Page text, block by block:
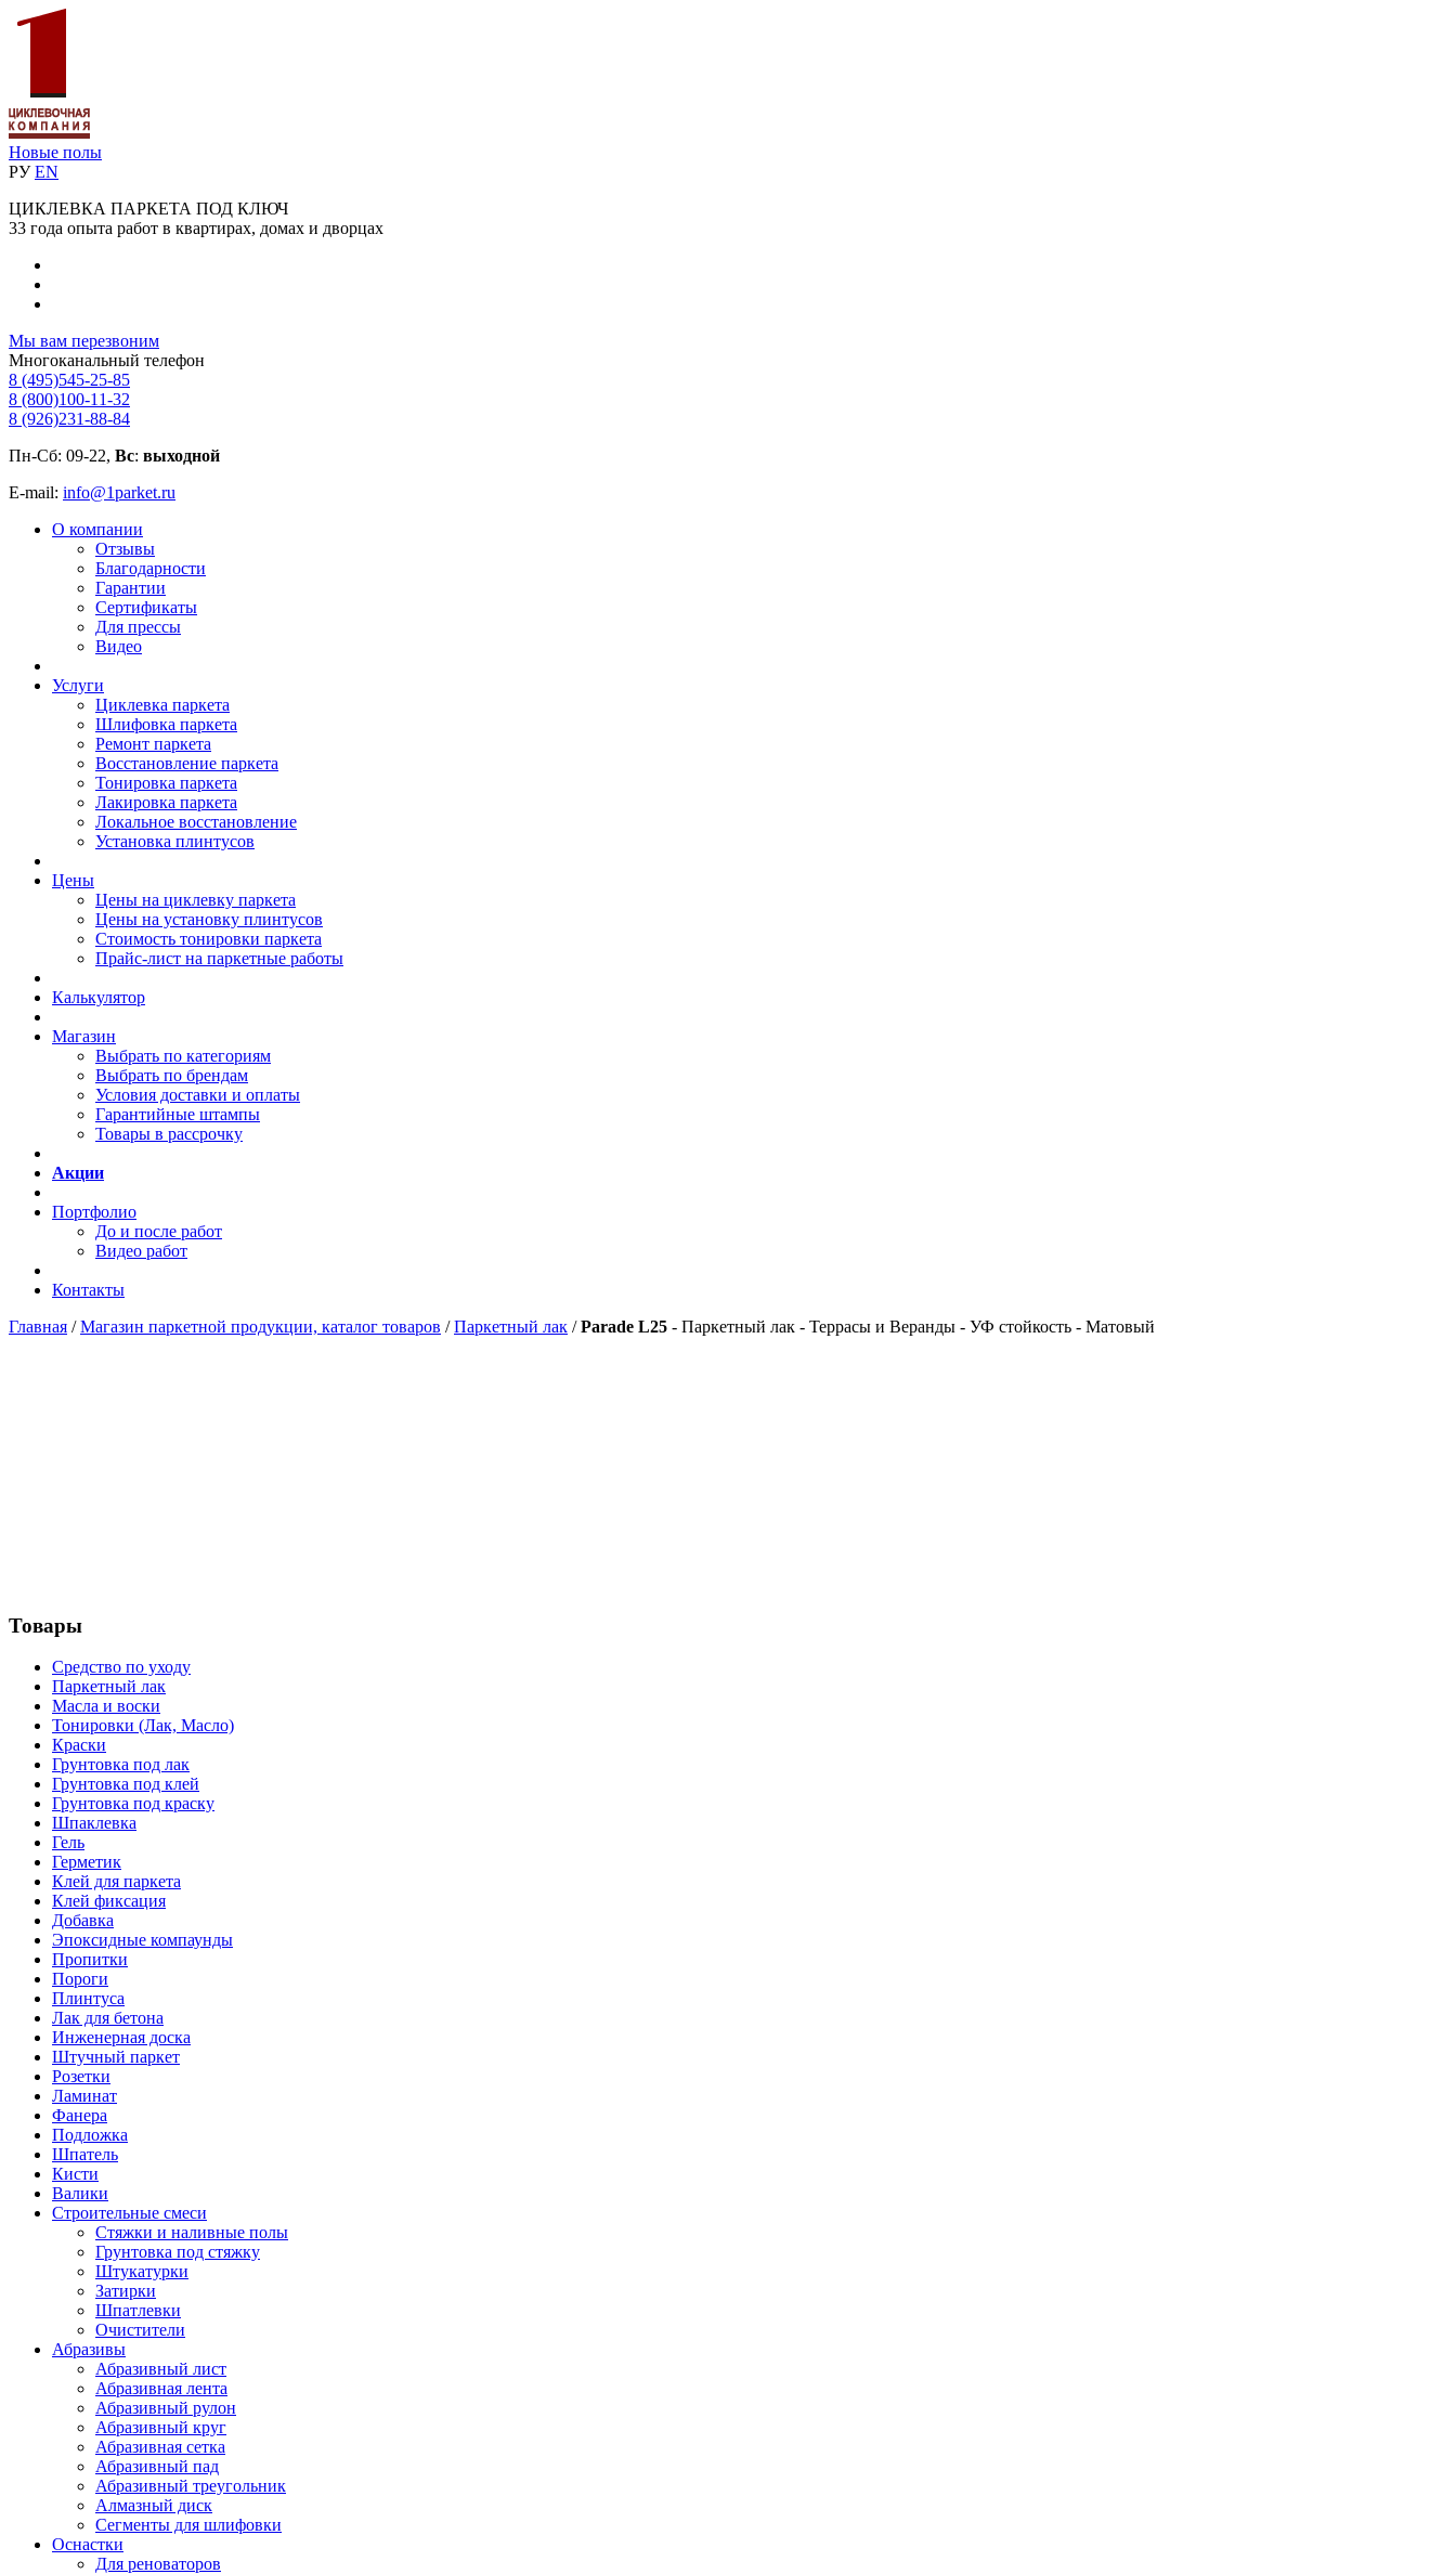
Новые полы
РУ EN
ЦИКЛЕВКА ПАРКЕТА ПОД КЛЮЧ
33 года опыта работ в квартирах, домах и дворцах
Мы вам перезвоним
Многоканальный телефон
8 (495)545-25-85
8 (800)100-11-32
8 (926)231-88-84
Пн-Сб: 09-22, Вс: выходной
E-mail: info@1parket.ru
О компании
Отзывы
Благодарности
Гарантии
Сертификаты
Для прессы
Видео
Услуги
Циклевка паркета
Шлифовка паркета
Ремонт паркета
Восстановление паркета
Тонировка паркета
Лакировка паркета
Локальное восстановление
Установка плинтусов
Цены
Цены на циклевку паркета
Цены на установку плинтусов
Стоимость тонировки паркета
Прайс-лист на паркетные работы
Калькулятор
Магазин
Выбрать по категориям
Выбрать по брендам
Условия доставки и оплаты
Гарантийные штампы
Товары в рассрочку
Акции
Портфолио
До и после работ
Видео работ
Контакты
Главная /Магазин паркетной продукции, каталог товаров /Паркетный лак /Parade L25 - Паркетный лак - Террасы и Веранды - УФ стойкость - Матовый
Товары
Средство по уходу
Паркетный лак
Масла и воски
Тонировки (Лак, Масло)
Краски
Грунтовка под лак
Грунтовка под клей
Грунтовка под краску
Шпаклевка
Гель
Герметик
Клей для паркета
Клей фиксация
Добавка
Эпоксидные компаунды
Пропитки
Пороги
Плинтуса
Лак для бетона
Инженерная доска
Штучный паркет
Розетки
Ламинат
Фанера
Подложка
Шпатель
Кисти
Валики
Строительные смеси
Стяжки и наливные полы
Грунтовка под стяжку
Штукатурки
Затирки
Шпатлевки
Очистители
Абразивы
Абразивный лист
Абразивная лента
Абразивный рулон
Абразивный круг
Абразивная сетка
Абразивный пад
Абразивный треугольник
Алмазный диск
Сегменты для шлифовки
Оснастки
Для реноваторов